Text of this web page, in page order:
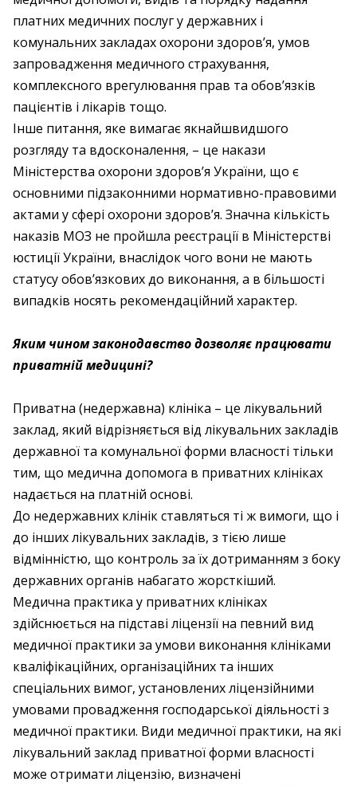
платних медичних послуг у державних і
комунальних закладах охорони здоров’я, умов
запровадження медичного страхування,
комплексного врегулювання прав та обов’язків
пацієнтів і лікарів тощо.
Інше питання, яке вимагає якнайшвидшого
розгляду та вдосконалення, – це накази
Міністерства охорони здоров’я України, що є
основними підзаконними нормативно-правовими
актами у сфері охорони здоров’я. Значна кількість
наказів МОЗ не пройшла реєстрації в Міністерстві
юстиції України, внаслідок чого вони не мають
статусу обов’язкових до виконання, а в більшості
випадків носять рекомендаційний характер.
Яким чином законодавство дозволяє працювати
приватній медицині?
Приватна (недержавна) клініка – це лікувальний
заклад, який відрізняється від лікувальних закладів
державної та комунальної форми власності тільки
тим, що медична допомога в приватних клініках
надається на платній основі.
До недержавних клінік ставляться ті ж вимоги, що і
до інших лікувальних закладів, з тією лише
відмінністю, що контроль за їх дотриманням з боку
державних органів набагато жорсткіший.
Медична практика у приватних клініках
здійснюється на підставі ліцензії на певний вид
медичної практики за умови виконання клініками
кваліфікаційних, організаційних та інших
спеціальних вимог, установлених ліцензійними
умовами провадження господарської діяльності з
медичної практики. Види медичної практики, на які
лікувальний заклад приватної форми власності
може отримати ліцензію, визначені